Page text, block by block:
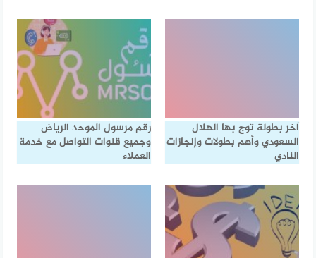
آخر بطولة توج بها الهلال
السعودي وأهم بطولات وإنجازات
النادي
رقم مرسول الموحد الرياض
وجميع قنوات التواصل مع خدمة
العملاء